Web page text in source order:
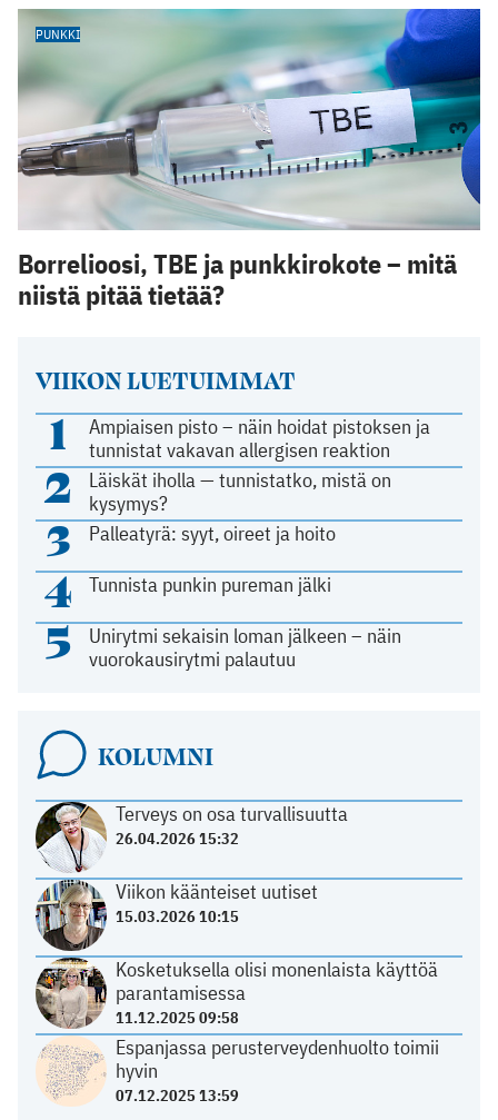
VIIKON LUETUIMMAT
1
Ampiaisen pisto – näin hoidat pistoksen ja
tunnistat vakavan allergisen reaktion
2
Läiskät iholla — tunnistatko, mistä on
kysymys?
3 Palleatyrä: syyt, oireet ja hoito
4 Tunnista punkin pureman jälki
5
Unirytmi sekaisin loman jälkeen – näin
vuorokausirytmi palautuu
KOLUMNI
Terveys on osa turvallisuutta
26.04.2026 15:32
Viikon käänteiset uutiset
15.03.2026 10:15
Kosketuksella olisi monenlaista käyttöä
parantamisessa
11.12.2025 09:58
Espanjassa perusterveydenhuolto toimii
hyvin
07.12.2025 13:59
PUNKKI
Borrelioosi, TBE ja punkkirokote – mitä
niistä pitää tietää?